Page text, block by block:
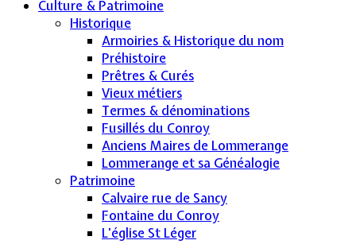
Culture & Patrimoine
Historique
Armoiries & Historique du nom
Préhistoire
Prêtres & Curés
Vieux métiers
Termes & dénominations
Fusillés du Conroy
Anciens Maires de Lommerange
Lommerange et sa Généalogie
Patrimoine
Calvaire rue de Sancy
Fontaine du Conroy
L'église St Léger